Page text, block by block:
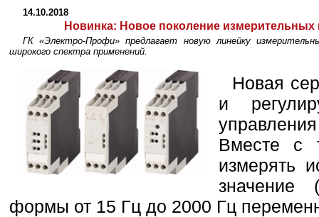
14.10.2018
Новинка: Новое поколение
ГК «Электро-Профи» предлагает новую линейку
широкого спектра применений.
Новая
и
Вместе с
измерять
значение
формы от 15 Гц до 2000 Гц